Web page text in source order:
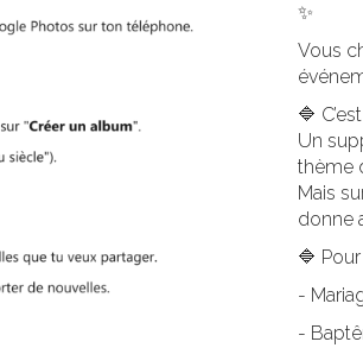
✨
Vous
🔷
Un
thème
Mais
donne
🔷
-
-